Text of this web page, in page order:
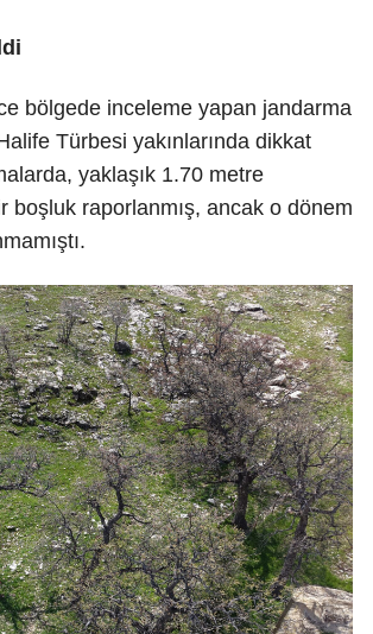
bölgede inceleme yapan jandarma
Türbesi yakınlarında dikkat
yaklaşık 1.70 metre
boşluk raporlanmış, ancak o dönem